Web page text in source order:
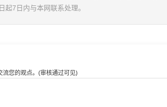
起7日内与本网联系处理。
您的观点。(审核通过可见)